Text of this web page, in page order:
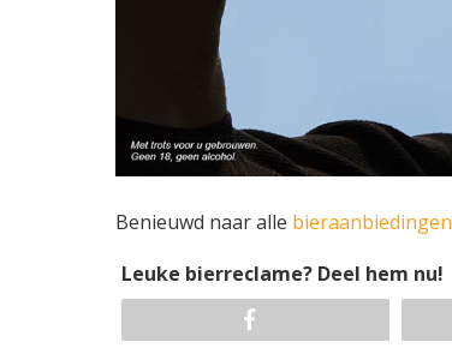
Benieuwd naar alle bieraanbiedingen
Leuke bierreclame? Deel hem nu!